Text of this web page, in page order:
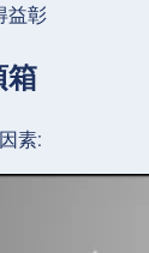
益彰
箱
素: